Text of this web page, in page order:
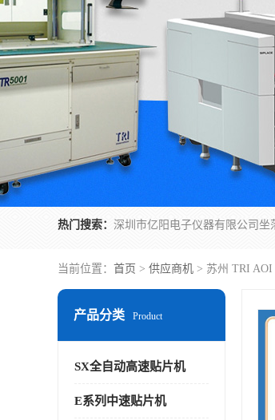
热门搜索：
当前位置： 首页 > 供应商机 > 苏州 TRI
产品分类 Product
SX全自动高速贴片机
E系列中速贴片机